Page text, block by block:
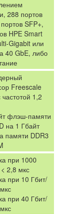
288 портов
SFP+,
HPE Smart
Gigabit или
40 GbE, либо
Freescale
1,2
флэш-памяти
на 1 Гбайт
памяти DDR3
при 1000
2,8 мкс
при 10 Гбит/
при 40 Гбит/